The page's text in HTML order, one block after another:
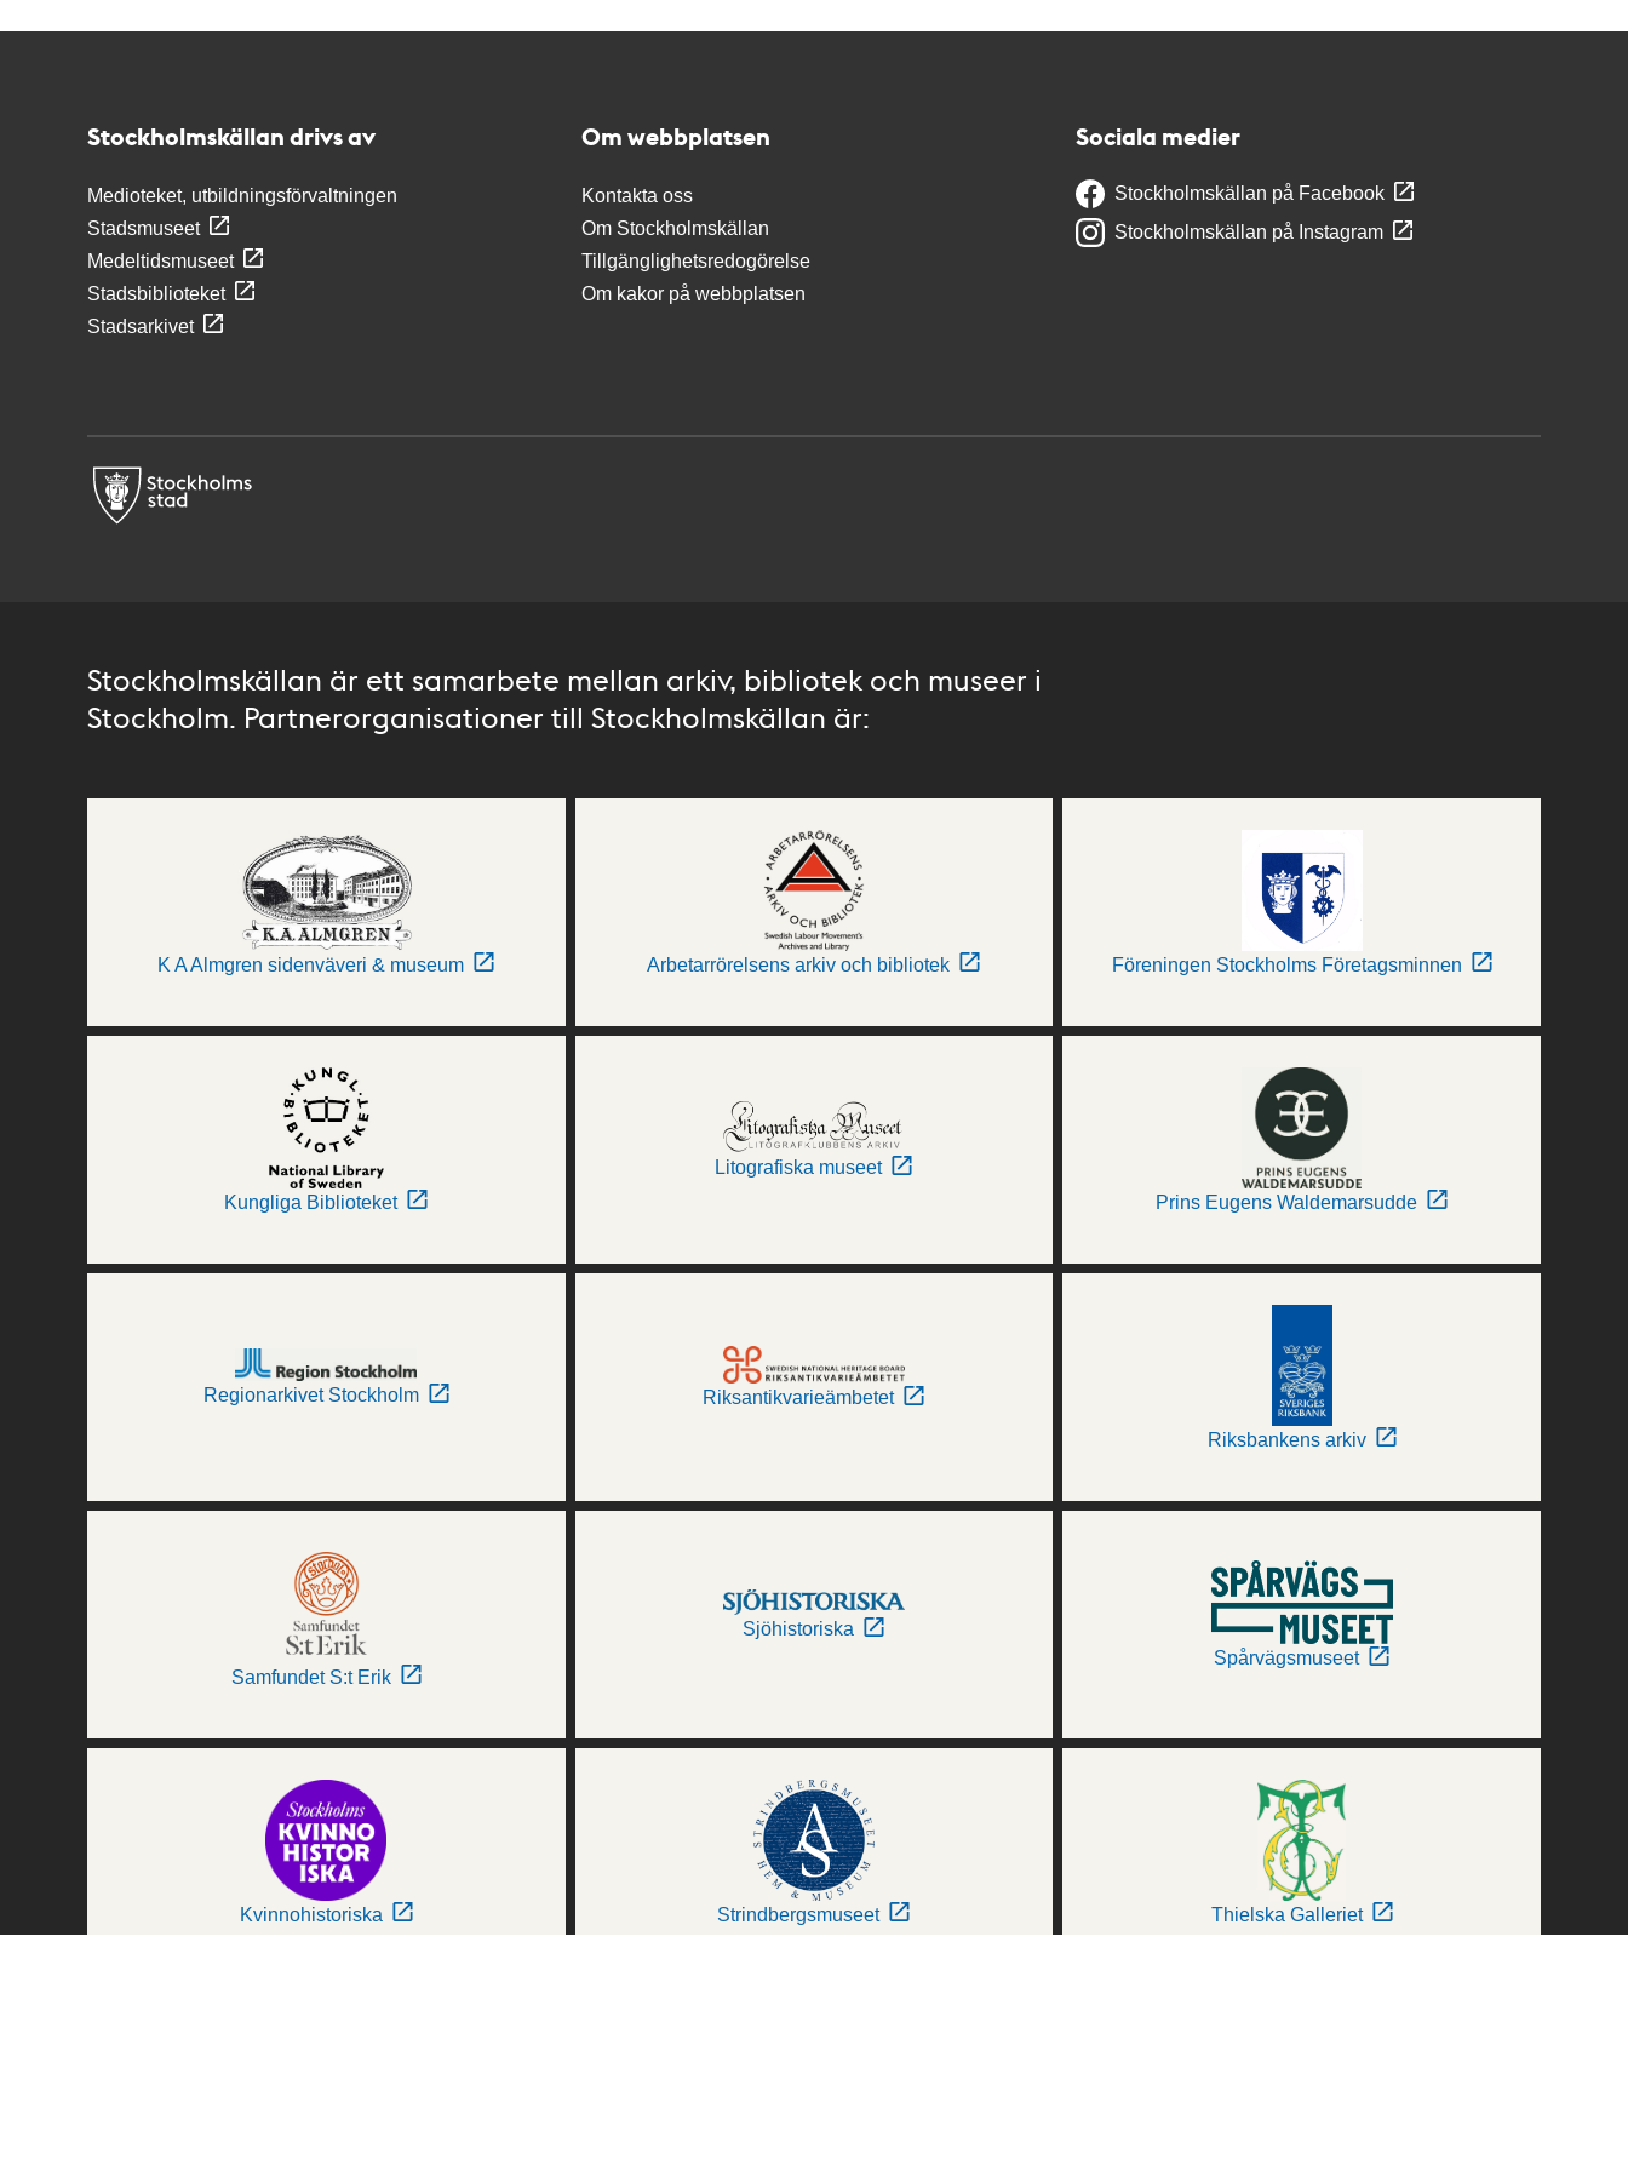
Stockholmskällan drivs av
Medioteket, utbildningsförvaltningen
Stadsmuseet
Medeltidsmuseet
Stadsbiblioteket
Stadsarkivet
Om webbplatsen
Kontakta oss
Om Stockholmskällan
Tillgänglighetsredogörelse
Om kakor på webbplatsen
Sociala medier
Stockholmskällan på Facebook
Stockholmskällan på Instagram
Stockholmskällan är ett samarbete mellan arkiv, bibliotek och museer i
Stockholm. Partnerorganisationer till Stockholmskällan är:
K A Almgren sidenväveri & museum Arbetarrörelsens arkiv och bibliotek Föreningen Stockholms Företagsminnen
Kungliga Biblioteket
Litografiska museet
Prins Eugens Waldemarsudde
Regionarkivet Stockholm Riksantikvarieämbetet
Riksbankens arkiv
Samfundet S:t Erik
Sjöhistoriska
Spårvägsmuseet
Kvinnohistoriska Strindbergsmuseet Thielska Galleriet